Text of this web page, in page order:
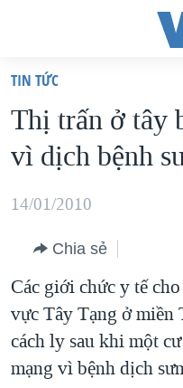
truy
cập
Tới
dung
chính
điều
hướng
chính
Đi
VIỆT NAM
HOA KỲ
BIỂN ĐÔNG
BLOG
DIỄN ĐÀN
MỤC
TỰ DO BÁO CHÍ
CHUYÊN ĐỀ
TIN TỨC
Thị trấn ở tây
vì dịch bệnh
14/01/2010
Chia sẻ
Các giới chức y tế
vực Tây Tạng ở miền
cách ly sau khi một
mạng vì bệnh dịch